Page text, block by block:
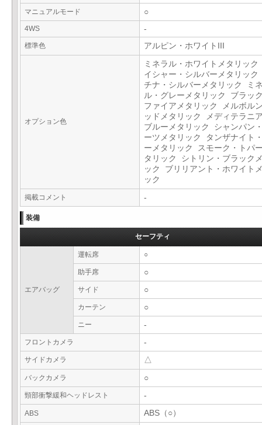
マニュアルモード ○
4WS -
標準色 アルピン・ホワイトIII
オプション色
ミネラル・ホワイトメタリッ
イシャー・シルバーメタリッ
チナ・シルバーメタリック ミ
ル・グレーメタリック ブラッ
ファイアメタリック メルボル
ッドメタリック メディテラニ
ブルーメタリック シャンパン
ーツメタリック タンザナイト
ーメタリック スモーク・トパ
タリック シトリン・ブラック
ック ブリリアント・ホワイト
ック
掲載コメント -
装備
セーフティ
エアバッグ
運転席 ○
助手席 ○
サイド ○
カーテン ○
ニー -
フロントカメラ -
サイドカメラ △
バックカメラ ○
頸部衝撃緩和ヘッドレスト -
ABS ABS（○）